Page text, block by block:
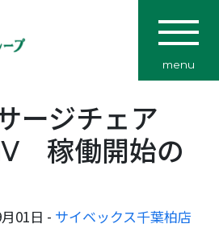
menu
ージチェア
稼働開始の
01日 - サイベックス千葉柏店